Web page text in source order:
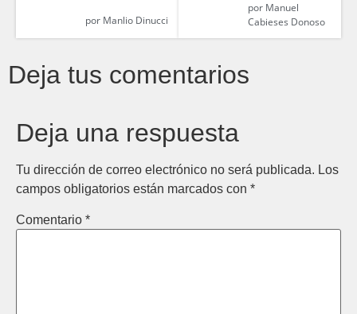
porManlio Dinucci
porManuel
Cabieses Donoso
Deja tus comentarios
Deja una respuesta
Tu dirección de correo electrónico no será publicada. Los
campos obligatorios están marcados con *
Comentario *